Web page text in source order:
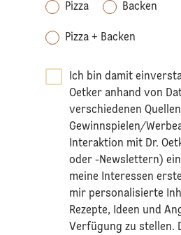
Pizza Backen
Pizza + Backen
Ich bin damit
Oetker anhand von
verschiedenen
Gewinnspielen/
Interaktion mit Dr.
oder -Newslettern)
meine Interessen
mir personalisierte
Rezepte, Ideen und
Verfügung zu stellen.